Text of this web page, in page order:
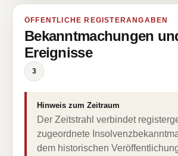
ÖFFENTLICHE REGISTERANGABEN
Bekanntmachungen
Ereignisse
3
Hinweis zum Zeitraum
Der Zeitstrahl verbindet
zugeordnete
dem historischen